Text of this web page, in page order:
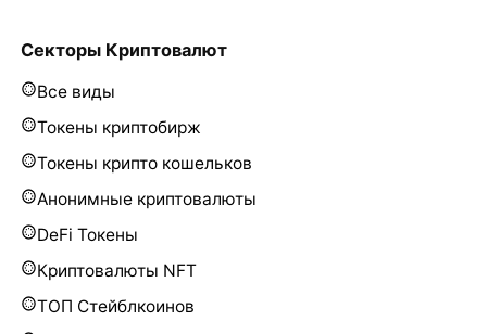
Секторы Криптовалют
Все виды
Токены криптобирж
Токены крипто кошельков
Анонимные криптовалюты
DeFi Токены
Криптовалюты NFT
ТОП Стейблкоинов